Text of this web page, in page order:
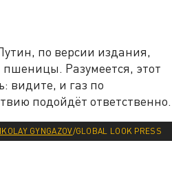
по версии издания,
пшеницы. Разумеется, этот
видите, и газ по
подойдёт ответственно.
GYNGAZOV/GLOBAL LOOK PRESS